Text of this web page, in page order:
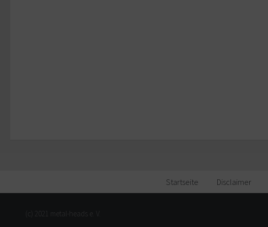
Startseite Disclaimer
(c) 2021 metal-heads e. V.